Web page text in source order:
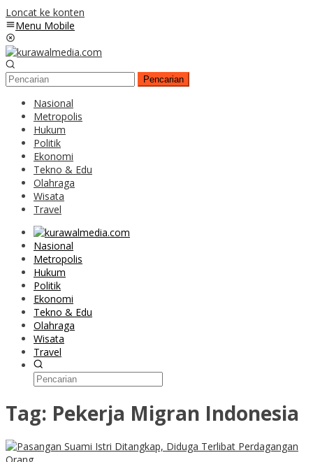
Loncat ke konten
Menu Mobile
Pencarian
Nasional
Metropolis
Hukum
Politik
Ekonomi
Tekno & Edu
Olahraga
Wisata
Travel
Nasional
Metropolis
Hukum
Politik
Ekonomi
Tekno & Edu
Olahraga
Wisata
Travel
Tag: Pekerja Migran Indonesia